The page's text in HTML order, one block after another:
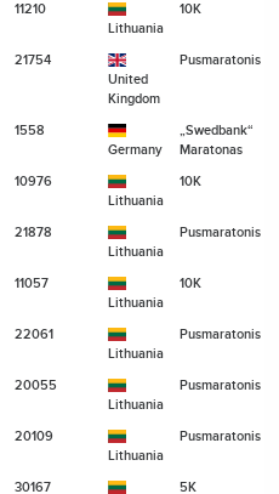
11210
Lithuania
10K
21754
United
Kingdom
Pusmaratonis
1558
Germany
„Swedbank“
Maratonas
10976
Lithuania
10K
21878
Lithuania
Pusmaratonis
11057
Lithuania
10K
22061
Lithuania
Pusmaratonis
20055
Lithuania
Pusmaratonis
20109
Lithuania
Pusmaratonis
30167 5K